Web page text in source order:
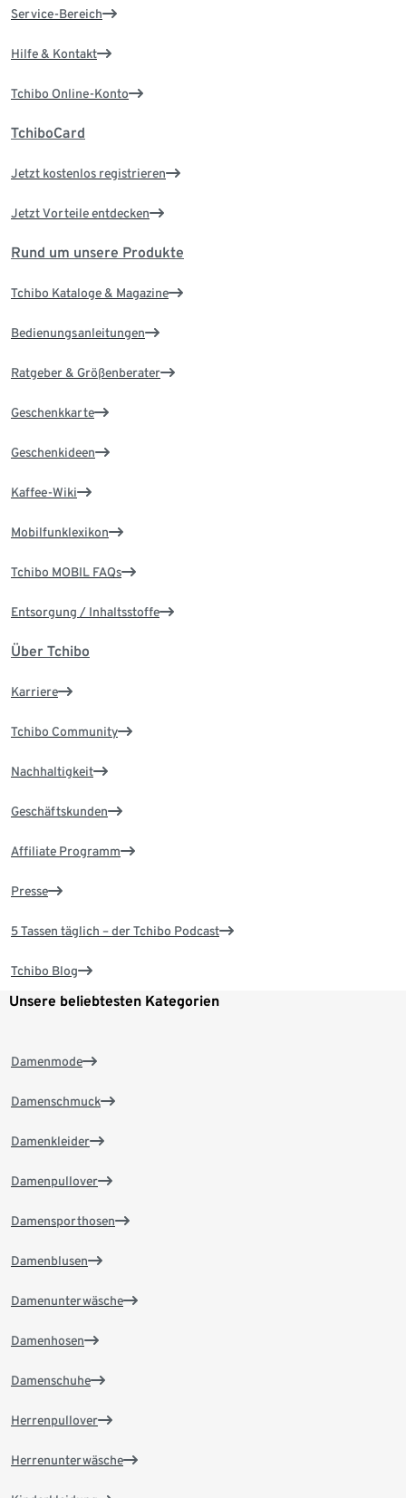
Service-Bereich
Hilfe & Kontakt
Tchibo Online-Konto
TchiboCard
Jetzt kostenlos registrieren
Jetzt Vorteile entdecken
Rund um unsere Produkte
Tchibo Kataloge & Magazine
Bedienungsanleitungen
Ratgeber & Größenberater
Geschenkkarte
Geschenkideen
Kaffee-Wiki
Mobilfunklexikon
Tchibo MOBIL FAQs
Entsorgung / Inhaltsstoffe
Über Tchibo
Karriere
Tchibo Community
Nachhaltigkeit
Geschäftskunden
Affiliate Programm
Presse
5 Tassen täglich – der Tchibo Podcast
Tchibo Blog
Unsere beliebtesten Kategorien
Damenmode
Damenschmuck
Damenkleider
Damenpullover
Damensporthosen
Damenblusen
Damenunterwäsche
Damenhosen
Damenschuhe
Herrenpullover
Herrenunterwäsche